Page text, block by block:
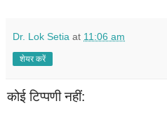
Dr. Lok Setia at 11:06 am
शेयर करें
कोई टिप्पणी नहीं: